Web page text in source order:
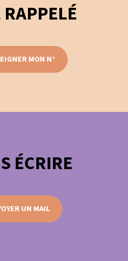
RAPPELÉ
MON N°
ÉCRIRE
UN MAIL